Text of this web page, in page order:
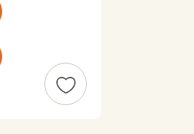
戸時代は
豊炭田の中
を、心よりお